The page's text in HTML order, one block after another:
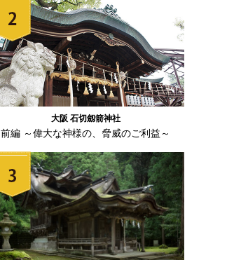
大阪 石切劔箭神社
前編 ～偉大な神様の、脅威のご利益～